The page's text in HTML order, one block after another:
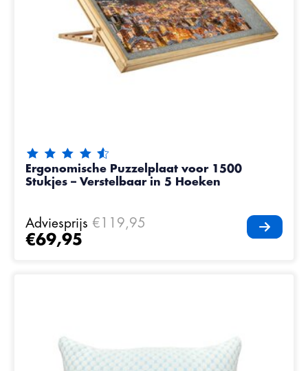
De beoordeling van dit product is van de 5
Ergonomische Puzzelplaat voor 1500
Stukjes – Verstelbaar in 5 Hoeken
Adviesprijs €119,95
€69,95